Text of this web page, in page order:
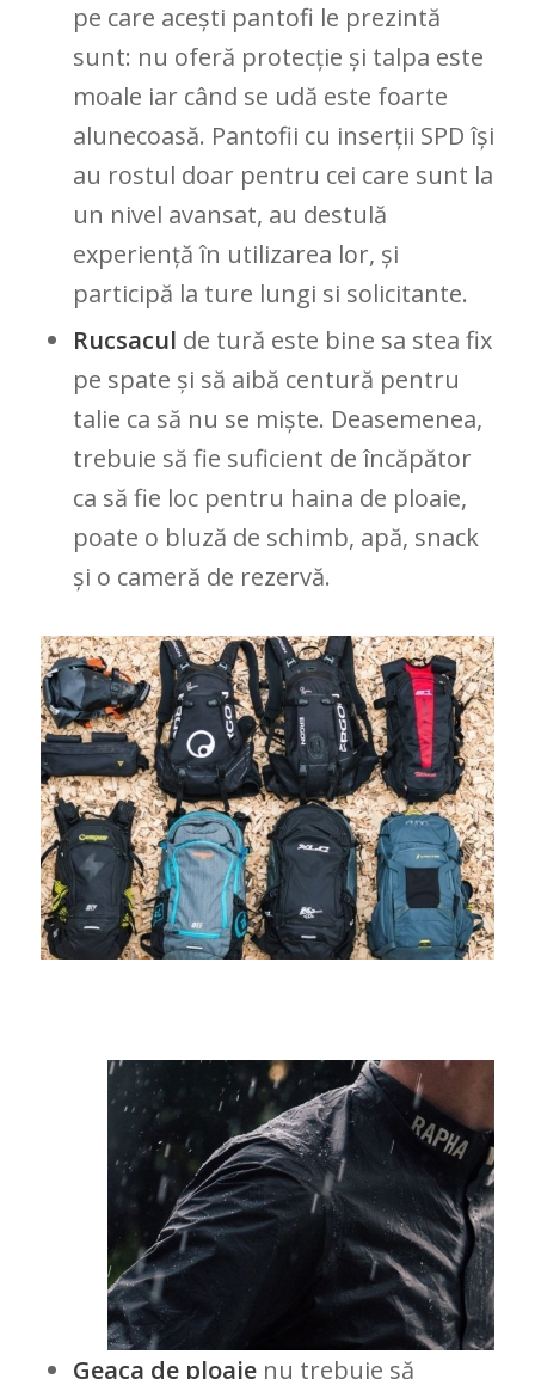
pe care acești pantofi le prezintă
sunt: nu oferă protecție și talpa este
moale iar când se udă este foarte
alunecoasă. Pantofii cu inserții SPD își
au rostul doar pentru cei care sunt la
un nivel avansat, au destulă
experiență în utilizarea lor, și
participă la ture lungi si solicitante.
Rucsacul de tură este bine sa stea fix
pe spate și să aibă centură pentru
talie ca să nu se miște. Deasemenea,
trebuie să fie suficient de încăpător
ca să fie loc pentru haina de ploaie,
poate o bluză de schimb, apă, snack
și o cameră de rezervă.
Geaca de ploaienu trebuie să